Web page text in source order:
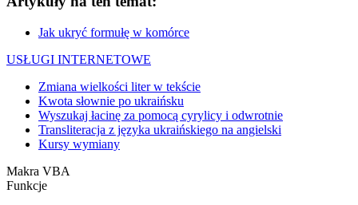
Jak ukryć formułę w komórce
USŁUGI INTERNETOWE
Zmiana wielkości liter w tekście
Kwota słownie po ukraińsku
Wyszukaj łacinę za pomocą cyrylicy i odwrotnie
Transliteracja z języka ukraińskiego na angielski
Kursy wymiany
Makra VBA
Funkcje